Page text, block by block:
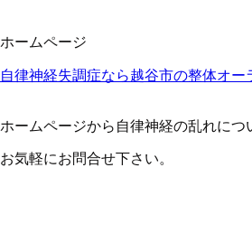
ホームページ
自律神経失調症なら越谷市の整体オー
ホームページから自律神経の乱れにつ
お気軽にお問合せ下さい。